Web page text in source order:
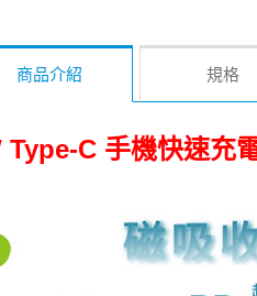
商品介紹 規格
C 手機快速充